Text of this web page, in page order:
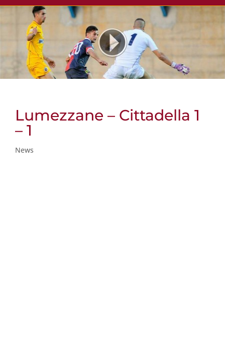
Lumezzane – Cittadella 1
– 1
News